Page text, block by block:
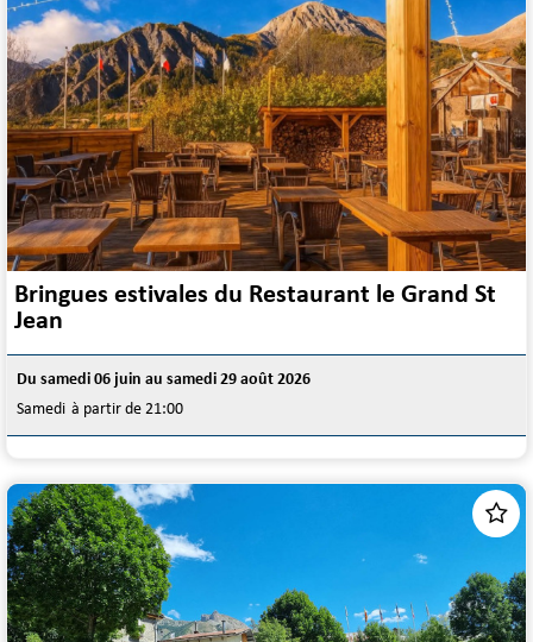
Bringues estivales du Restaurant le Grand St
Jean
Du samedi 06 juin au samedi 29 août 2026
Samedi à partir de 21:00